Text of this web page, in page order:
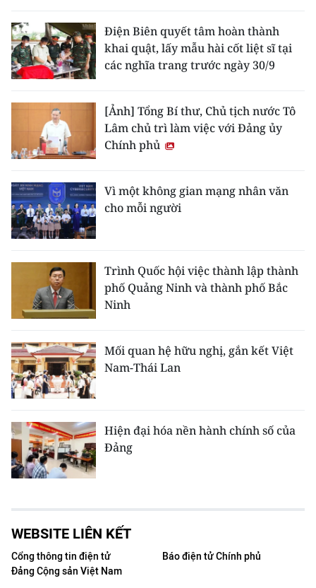
Điện Biên quyết tâm hoàn thành
khai quật, lấy mẫu hài cốt liệt sĩ tại
các nghĩa trang trước ngày 30/9
[Ảnh] Tổng Bí thư, Chủ tịch nước Tô
Lâm chủ trì làm việc với Đảng ủy
Chính phủ
Vì một không gian mạng nhân văn
cho mỗi người
Trình Quốc hội việc thành lập thành
phố Quảng Ninh và thành phố Bắc
Ninh
Mối quan hệ hữu nghị, gắn kết Việt
Nam-Thái Lan
Hiện đại hóa nền hành chính số của
Đảng
WEBSITE LIÊN KẾT
Cổng thông tin điện tử
Đảng Cộng sản Việt Nam
Báo điện tử Chính phủ